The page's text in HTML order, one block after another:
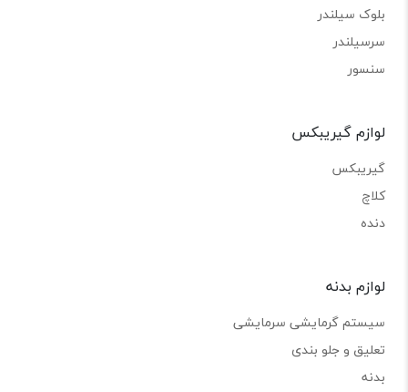
بلوک سیلندر
سرسیلندر
سنسور
لوازم گیریبکس
گیریبکس
کلاچ
دنده
لوازم بدنه
سیستم گرمایشی سرمایشی
تعلیق و جلو بندی
بدنه